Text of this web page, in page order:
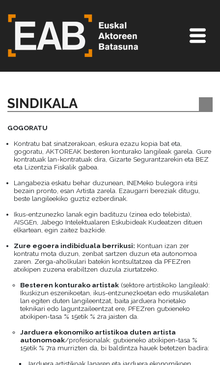
SINDIKALA
GOGORATU
Kontratu bat sinatzerakoan, eskura ezazu kopia bat eta,
gogoratu, AKTOREAK besteren konturako langileak garela. Gure
kontratuak lan-kontratuak dira, Gizarte Segurantzarekin eta BEZ
eta Lizentzia Fiskalik gabea.
Langabezia eskatu behar duzunean, INEMeko bulegora iritsi
bezain pronto, esan Artista zarela. Ezaugarri bereziak ditugu,
beste langileekiko guztiz ezberdinak.
Ikus-entzunezko lanak egin badituzu (zinea edo telebista),
AISGEn, Jabego Intelektualaren Eskubideak Kudeatzen dituen
elkartean, egin zaitez bazkide.
Zure egoera indibiduala berrikusi: Kontuan izan zer
kontratu mota duzun, zenbat sartzen duzun eta autonomoa
zaren. Zerga-aholkulari batekin kontsultatzea da PFEZren
atxikipen zuzena erabiltzen duzula ziurtatzeko.
Besteren konturako artistak (sektore artistikoko langileak):
Ikuskizun eszenikoetan, ikus-entzunezkoetan edo musikaletan
lan egiten duten langileentzat, baita jarduera horietako
teknikari edo laguntzaileentzat ere, PFEZren gutxieneko
atxikipen-tasa % 15etik % 2ra jaisten da.
Jarduera ekonomiko artistikoa duten artista
autonomoak/profesionalak: gutxieneko atxikipen-tasa %
15etik % 7ra murrizten da, bi baldintza hauek betetzen badira:
Jarduera artistikoak lanaren eta jarduera ekonomikoen